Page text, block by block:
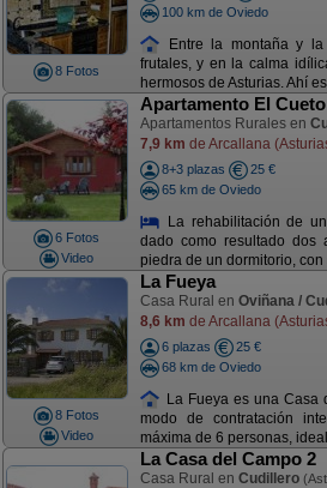
8 Fotos
100 km de Oviedo
Entre la montaña y
frutales, y en la calma
hermosos de Asturias. Ahí
6 Fotos
Video
Apartamento El Cueto
Apartamentos Rurales en
7,9 km de Arcallana
8+3 plazas
25 €
65 km de Oviedo
La rehabilitación de
dado como resultado dos
piedra de un dormitorio, con
8 Fotos
Video
La Fueya
Casa Rural en Oviñana /
8,6 km de Arcallana
6 plazas
25 €
68 km de Oviedo
La Fueya es una Casa
modo de contratación
máxima de 6 personas,
La Casa del Campo 2
Casa Rural en Cudillero